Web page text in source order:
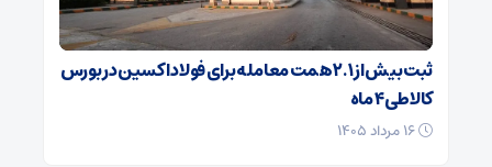
ثبت بیش از ۲.۱ همت معامله برای فولاد اکسین در بورس
کالا طی ۴ ماه